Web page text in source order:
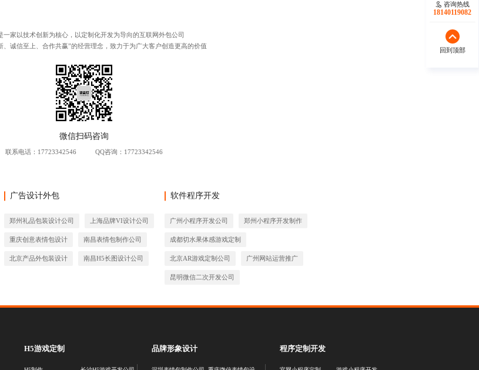
一家以技术创新为核心，以定制化开发为导向的互联网外包公司
、诚信至上、合作共赢”的经营理念，致力于为广大客户创造更高的价值
联系电话： 17723342546 QQ咨询：17723342546
广告设计外包
郑州礼品包装设计公司 上海品牌VI设计公司
重庆创意表情包设计 南昌表情包制作公司
北京产品外包装设计 南昌H5长图设计公司
软件程序开发
广州小程序开发公司 郑州小程序开发制作
成都切水果体感游戏定制
北京AR游戏定制公司 广州网站运营推广
昆明微信二次开发公司
咨询热线
17723342546
回到顶部
咨询热线
18140119082
回到顶部
H5游戏定制 品牌形象设计 程序定制开发